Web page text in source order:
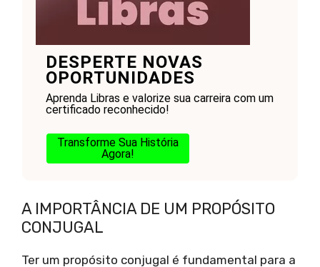
DESPERTE NOVAS
OPORTUNIDADES
Aprenda Libras e valorize sua carreira com um
certificado reconhecido!
Transforme Sua História
Agora!
A IMPORTÂNCIA DE UM PROPÓSITO
CONJUGAL
Ter um propósito conjugal é fundamental para a